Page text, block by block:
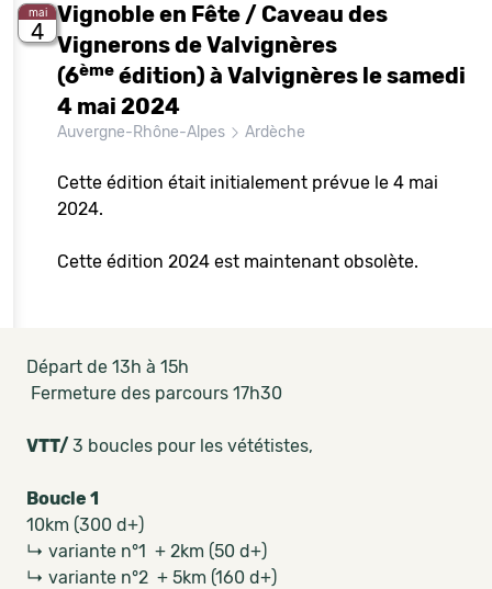
mai
4
Vignoble en Fête / Caveau des
Vignerons de Valvignères
(6ème édition) à Valvignères le samedi
4 mai 2024
Auvergne-Rhône-Alpes Ardèche
Cette édition était initialement prévue le 4 mai
2024.
Cette édition 2024 est maintenant obsolète.
Départ de 13h à 15h
Fermeture des parcours 17h30
VTT/ 3 boucles pour les vététistes,
Boucle 1
10km (300 d+)
↳ variante n°1 + 2km (50 d+)
↳ variante n°2 + 5km (160 d+)